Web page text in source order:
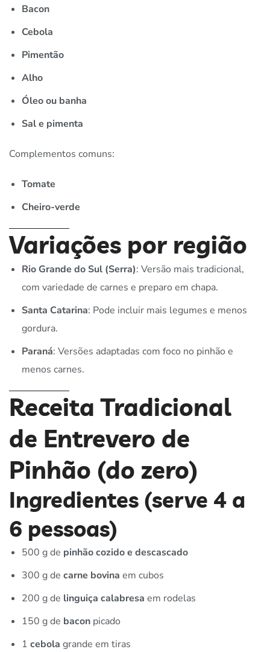
Bacon
Cebola
Pimentão
Alho
Óleo ou banha
Sal e pimenta
Complementos comuns:
Tomate
Cheiro-verde
Variações por região
Rio Grande do Sul (Serra): Versão mais tradicional,
com variedade de carnes e preparo em chapa.
Santa Catarina: Pode incluir mais legumes e menos
gordura.
Paraná: Versões adaptadas com foco no pinhão e
menos carnes.
Receita Tradicional
de Entrevero de
Pinhão (do zero)
Ingredientes (serve 4 a
6 pessoas)
500 g de pinhão cozido e descascado
300 g de carne bovina em cubos
200 g de linguiça calabresa em rodelas
150 g de baconpicado
1 cebola grande em tiras